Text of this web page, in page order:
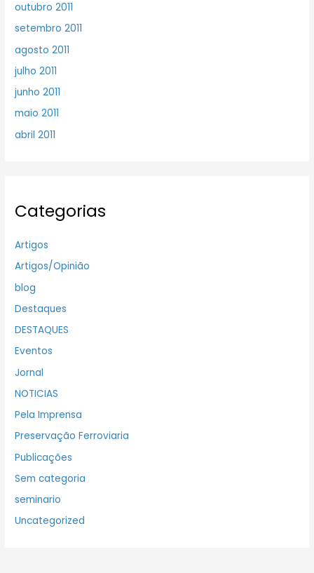
outubro 2011
setembro 2011
agosto 2011
julho 2011
junho 2011
maio 2011
abril 2011
Categorias
Artigos
Artigos/Opinião
blog
Destaques
DESTAQUES
Eventos
Jornal
NOTICIAS
Pela Imprensa
Preservação Ferroviaria
Publicações
Sem categoria
seminario
Uncategorized